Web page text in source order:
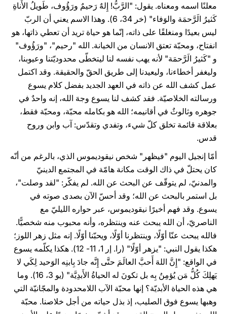
معلنًا اسمه ومعناه. يقول: "الرَّبُّ! إِلهٌ رَحيمٌ ورَؤُوف، طَويلُ الأَناةِ
كَثيرُ الَرَّحمَة والوَفاء" (خر 34، 6). وهذا الاسم يعني أن الربّ
ليس بعيدًا ومنغلقًا على ذاته، إنّما هو حياة تريد أن تعطي ذاتها، هو
انفتاح، ومحبّة تعتق الانسان من الخيانة. الله "رحيم"، "ورَؤُوف"
و "كَثيرُ الَرَّحمَة" لأنه يهب نفسه لنا ليتخطّى محدوديّتنا وعيوبنا،
وليغفر أخطاءنا، وليعيدنا إلى طريق الحقّ والحقيقة. وقد اكتمل
عمل كشف الله عن ذاته في العهد الجديد بفضل كلام يسوع
ورسالته الخلاصيّة. فقد كشف لنا يسوع وجهَ الله، إنه واحدٌ في
جوهره وثالوثٌ في أقانيمه؛ الله هو بكامله محبّة، ومحبّة فقط،
بعلاقة قائمة تخلق كلّ شيء، وتفدي وتقدّس: آب وابن وروح
قدس.
أمّا إنجيل اليوم "فيظهر" شخص نيقوديموس الذي، بالرغم من أنّه
كان يحتلّ في ذاك الوقت مكانة هامّة في المجتمع الدينيّ
والمدنيّ، لم يتوقّف عن البحث عن الله. لم يفكّر: "لقد وصلت"،
بل استمر بالبحث عن الله؛ وقد أحسّ الآن بصدى صوته في
يسوع. وقد فهم أخيرًا نيقوديموس، عبر حواره الليليّ مع
الناصريّ، أن الله يبحث عنه وينتظره، وأنه محبوب منه شخصيًّا.
فالله يبحث عنّا أوّلًا، وينتظرنا أوّلًا، ويحبّنا أوّلًا. إنه مثل زهر اللوز؛
هكذا يقول النبي: "يزهر أوّلًا" (را. إر 1، 11- 12). هكذا يكلّمه يسوع
في الواقع: "إِنَّ اللهَ أَحبَّ العالَمَ حتَّى إِنَّه جادَ بِابنِه الوَحيد لِكَي لا
يَهلِكَ كُلُّ مَن يُؤمِنُ بِه بل تكونَ له الحياةُ الأَبدِيَّة" (يو 3، 16). وما
هي هذه الحياة الأبديّة؟ إنها محبّة الآب اللامحدودة والمجّانيّة التي
وهبها يسوع فوق الصليب، إذ بذل حياته من أجل خلاصنا. محبّة